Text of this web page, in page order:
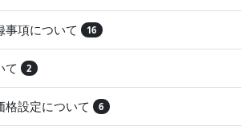
事項について 16
て 2
格設定について 6